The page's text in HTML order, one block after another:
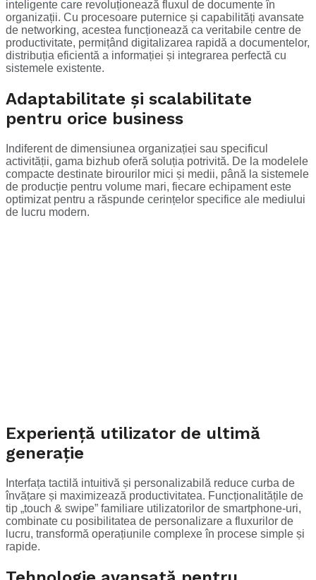
inteligente care revoluționează fluxul de documente în
organizații. Cu procesoare puternice și capabilități avansate
de networking, acestea funcționează ca veritabile centre de
productivitate, permițând digitalizarea rapidă a documentelor,
distribuția eficientă a informației și integrarea perfectă cu
sistemele existente.
Adaptabilitate și scalabilitate
pentru orice business
Indiferent de dimensiunea organizației sau specificul
activității, gama bizhub oferă soluția potrivită. De la modelele
compacte destinate birourilor mici și medii, până la sistemele
de producție pentru volume mari, fiecare echipament este
optimizat pentru a răspunde cerințelor specifice ale mediului
de lucru modern.
Experiență utilizator de ultimă
generație
Interfața tactilă intuitivă și personalizabilă reduce curba de
învățare și maximizează productivitatea. Funcționalitățile de
tip „touch & swipe” familiare utilizatorilor de smartphone-uri,
combinate cu posibilitatea de personalizare a fluxurilor de
lucru, transformă operațiunile complexe în procese simple și
rapide.